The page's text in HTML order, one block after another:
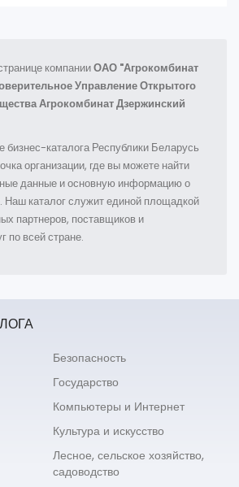
компанииОАО "Агрокомбинат
Управление Открытого
Агрокомбинат Дзержинский
бизнес-каталога Республики Беларусь
организации, где вы можете найти
данные и основную информацию о
Наш каталог служит единой площадкой
партнеров, поставщиков и
по всей стране.
Безопасность
Государство
Компьютеры и Интернет
Культура и искусство
Лесное, сельское хозяйство,
садоводство